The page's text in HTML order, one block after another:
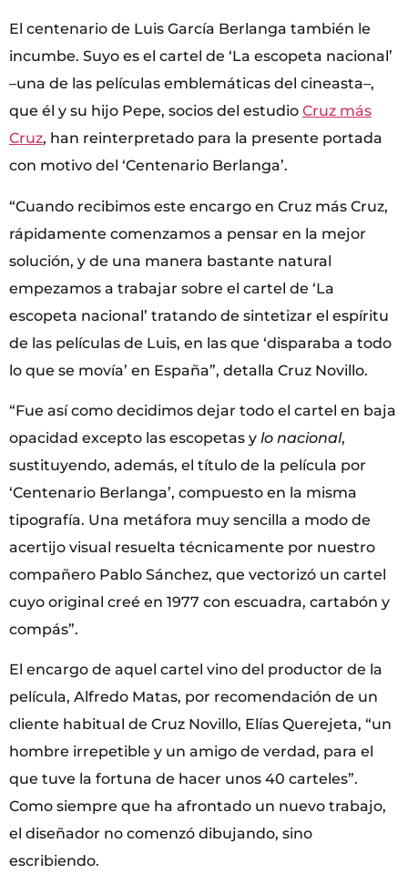
El centenario de Luis García Berlanga también le
incumbe. Suyo es el cartel de ‘La escopeta nacional’
–una de las películas emblemáticas del cineasta–,
que él y su hijo Pepe, socios del estudio Cruz más
Cruz, han reinterpretado para la presente portada
con motivo del ‘Centenario Berlanga’.
“Cuando recibimos este encargo en Cruz más Cruz,
rápidamente comenzamos a pensar en la mejor
solución, y de una manera bastante natural
empezamos a trabajar sobre el cartel de ‘La
escopeta nacional’ tratando de sintetizar el espíritu
de las películas de Luis, en las que ‘disparaba a todo
lo que se movía’ en España”, detalla Cruz Novillo.
“Fue así como decidimos dejar todo el cartel en baja
opacidad excepto las escopetas y lo nacional,
sustituyendo, además, el título de la película por
‘Centenario Berlanga’, compuesto en la misma
tipografía. Una metáfora muy sencilla a modo de
acertijo visual resuelta técnicamente por nuestro
compañero Pablo Sánchez, que vectorizó un cartel
cuyo original creé en 1977 con escuadra, cartabón y
compás”.
El encargo de aquel cartel vino del productor de la
película, Alfredo Matas, por recomendación de un
cliente habitual de Cruz Novillo, Elías Querejeta, “un
hombre irrepetible y un amigo de verdad, para el
que tuve la fortuna de hacer unos 40 carteles”.
Como siempre que ha afrontado un nuevo trabajo,
el diseñador no comenzó dibujando, sino
escribiendo.